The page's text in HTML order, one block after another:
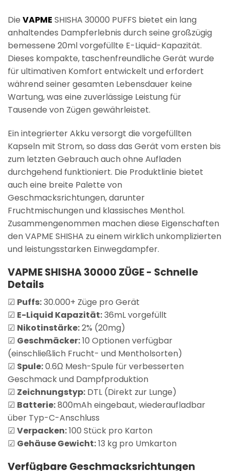
Die VAPME SHISHA 30000 PUFFS bietet ein lang
anhaltendes Dampferlebnis durch seine großzügig
bemessene 20ml vorgefüllte E-Liquid-Kapazität.
Dieses kompakte, taschenfreundliche Gerät wurde
für ultimativen Komfort entwickelt und erfordert
während seiner gesamten Lebensdauer keine
Wartung, was eine zuverlässige Leistung für
Tausende von Zügen gewährleistet.
Ein integrierter Akku versorgt die vorgefüllten
Kapseln mit Strom, so dass das Gerät vom ersten bis
zum letzten Gebrauch auch ohne Aufladen
durchgehend funktioniert. Die Produktlinie bietet
auch eine breite Palette von
Geschmacksrichtungen, darunter
Fruchtmischungen und klassisches Menthol.
Zusammengenommen machen diese Eigenschaften
den VAPME SHISHA zu einem wirklich unkomplizierten
und leistungsstarken Einwegdampfer.
VAPME SHISHA 30000 ZÜGE - Schnelle
Details
☑ Puffs:30.000+ Züge pro Gerät
☑ E-Liquid Kapazität:36mL vorgefüllt
☑ Nikotinstärke:2% (20mg)
☑ Geschmäcker:10 Optionen verfügbar
(einschließlich Frucht- und Mentholsorten)
☑ Spule:0.6Ω Mesh-Spule für verbesserten
Geschmack und Dampfproduktion
☑ Zeichnungstyp: DTL (Direkt zur Lunge)
☑ Batterie:800mAh eingebaut, wiederaufladbar
über Typ-C-Anschluss
☑ Verpacken:100 Stück pro Karton
☑ Gehäuse Gewicht:13 kg pro Umkarton
Verfügbare Geschmacksrichtungen